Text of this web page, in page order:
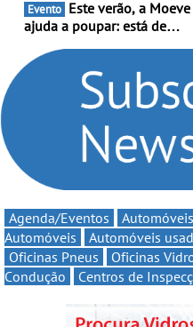
Evento
ajuda a poupar: está de
Volta” com descontos de
Agenda/Eventos
Automóveis
Automóveis
Oficinas Pneus
Oficinas
Condução
Centros de